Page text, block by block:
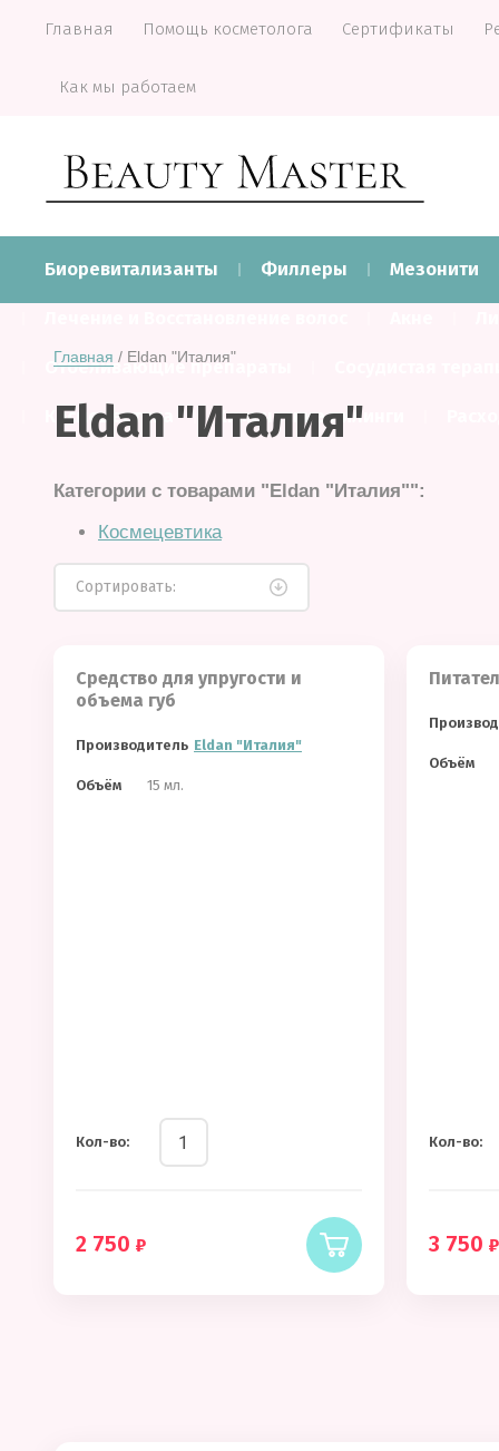
Главная Помощь косметолога Сертификаты
Как мы работаем
Биоревитализанты Филлеры Мезонити
Отбеливающие препараты
Космецевтика Химические пилинги
Главная / Eldan "Италия"
Eldan "Италия"
Категории с товарами "Eldan "Италия"":
Космецевтика
Сортировать:
Средство для упругости и
объема губ
Производитель Eldan "Италия"
Объём 15 мл.
Кол-во:
2 750
Объём
Кол-во:
3 750